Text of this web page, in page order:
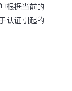
根据当前的
认证引起的